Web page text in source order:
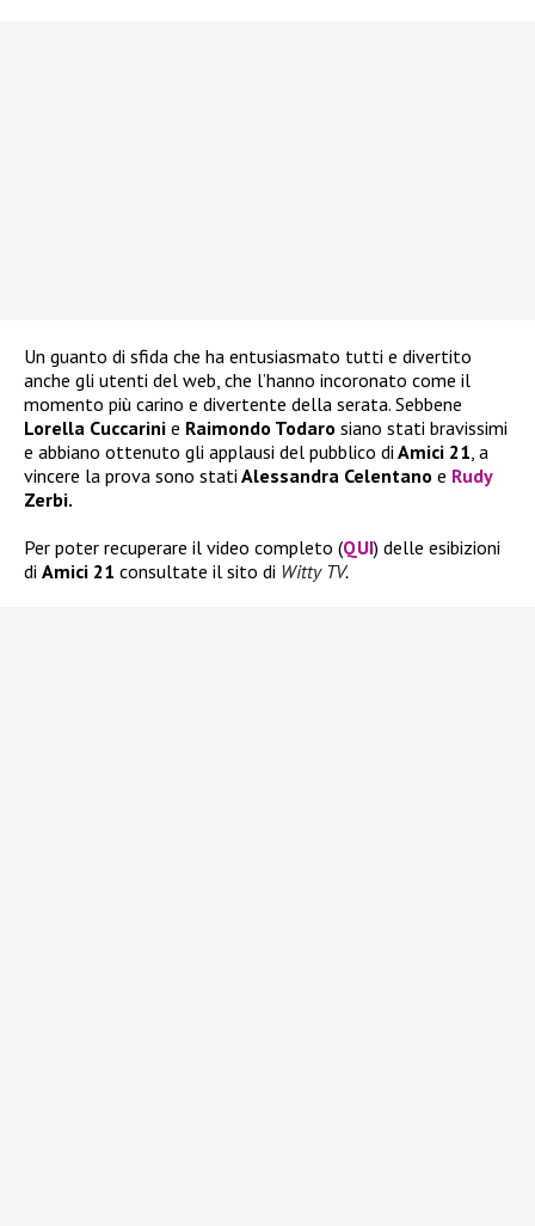
Un guanto di sfida che ha entusiasmato tutti e divertito
anche gli utenti del web, che l’hanno incoronato come il
momento più carino e divertente della serata. Sebbene
Lorella Cuccarini e Raimondo Todaro siano stati bravissimi
e abbiano ottenuto gli applausi del pubblico di Amici 21, a
vincere la prova sono stati Alessandra Celentano e Rudy
Zerbi.
Per poter recuperare il video completo (QUI) delle esibizioni
di Amici 21 consultate il sito di Witty TV.